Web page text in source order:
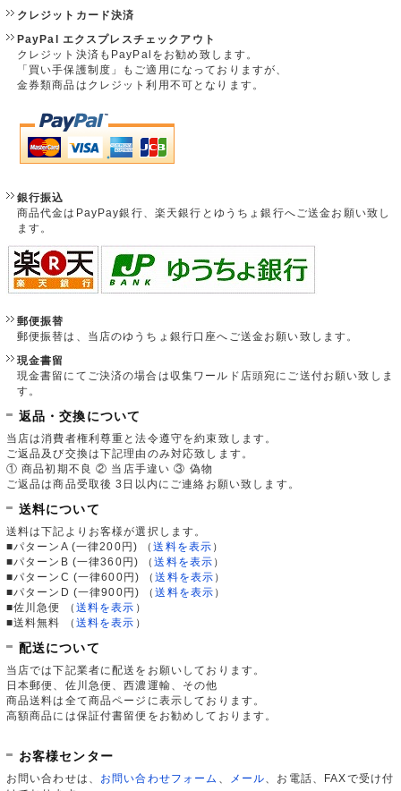
クレジットカード決済
PayPal エクスプレスチェックアウト
クレジット決済もPayPalをお勧め致します。
「買い手保護制度」もご適用になっておりますが、
金券類商品はクレジット利用不可となります。
銀行振込
商品代金はPayPay銀行、楽天銀行とゆうちょ銀行へご送金お願い致し
ます。
郵便振替
郵便振替は、当店のゆうちょ銀行口座へご送金お願い致します。
現金書留
現金書留にてご決済の場合は収集ワールド店頭宛にご送付お願い致しま
す。
返品・交換について
当店は消費者権利尊重と法令遵守を約束致します。
ご返品及び交換は下記理由のみ対応致します。
① 商品初期不良 ② 当店手違い ③ 偽物
ご返品は商品受取後 3日以内にご連絡お願い致します。
送料について
送料は下記よりお客様が選択します。
■パターンA (一律200円)
（送料を表示 ）
■パターンB (一律360円)
（送料を表示 ）
■パターンC (一律600円)
（送料を表示 ）
■パターンD (一律900円)
（送料を表示 ）
■佐川急便
（ 送料を表示 ）
■送料無料
（ 送料を表示 ）
配送について
当店では下記業者に配送をお願いしております。
日本郵便、佐川急便、西濃運輸、その他
商品送料は全て商品ページに表示しております。
高額商品には保証付書留便をお勧めしております。
お客様センター
お問い合わせは、 お問い合わせフォーム メール 、お電話、FAXで受け付